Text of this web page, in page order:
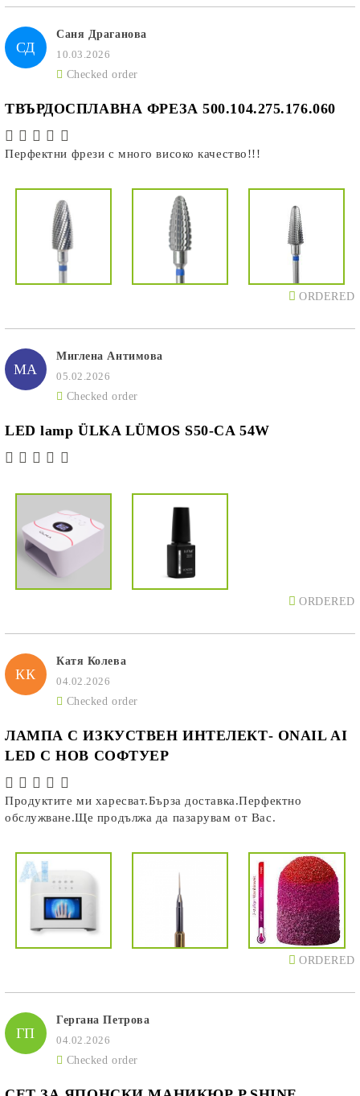
СД
Саня Драганова
10.03.2026
Checked order
ТВЪРДОСПЛАВНА ФРЕЗА 500.104.275.176.060
Перфектни фрези с много високо качество!!!
ORDERED
МА
Миглена Антимова
05.02.2026
Checked order
LED lamp ÜLKA LÜMOS S50-CA 54W
ORDERED
КК
Катя Колева
04.02.2026
Checked order
ЛАМПА С ИЗКУСТВЕН ИНТЕЛЕКТ- ONAIL AI
LED С НОВ СОФТУЕР
Продуктите ми харесват.Бърза доставка.Перфектно
обслужване.Ще продължа да пазарувам от Вас.
ORDERED
ГП
Гергана Петрова
04.02.2026
Checked order